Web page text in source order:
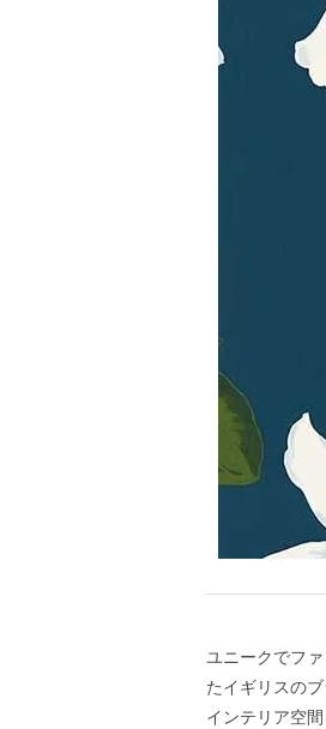
ユニークでフ
たイギリスのブ
インテリア空